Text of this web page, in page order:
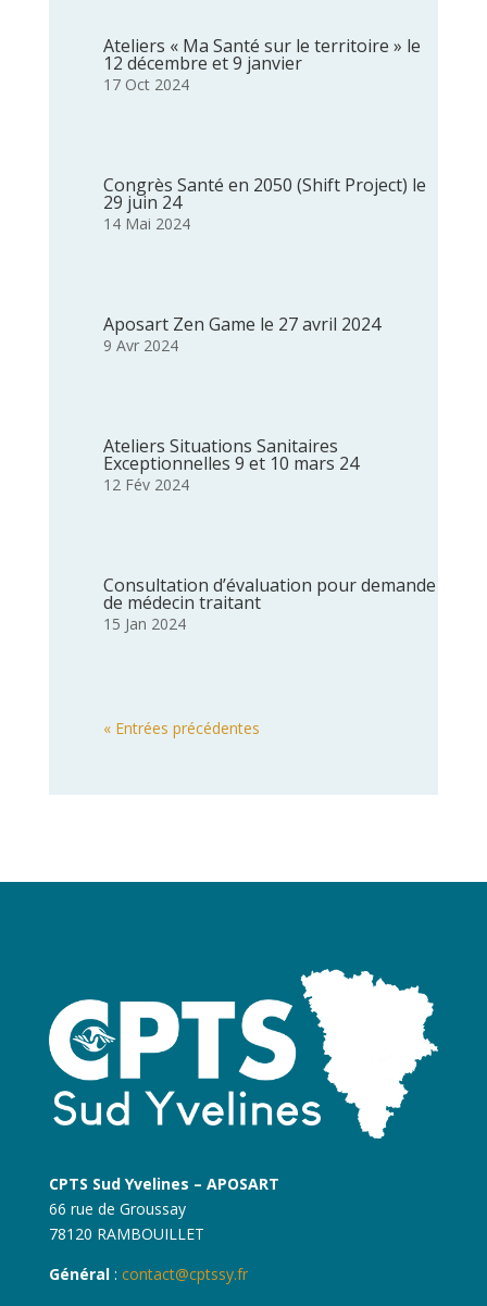
Ateliers « Ma Santé sur le territoire » le
12 décembre et 9 janvier
17 Oct 2024
Congrès Santé en 2050 (Shift Project) le
29 juin 24
14 Mai 2024
Aposart Zen Game le 27 avril 2024
9 Avr 2024
Ateliers Situations Sanitaires
Exceptionnelles 9 et 10 mars 24
12 Fév 2024
Consultation d’évaluation pour demande
de médecin traitant
15 Jan 2024
« Entrées précédentes
CPTS Sud Yvelines – APOSART
66 rue de Groussay
78120 RAMBOUILLET
Général: contact@cptssy.fr